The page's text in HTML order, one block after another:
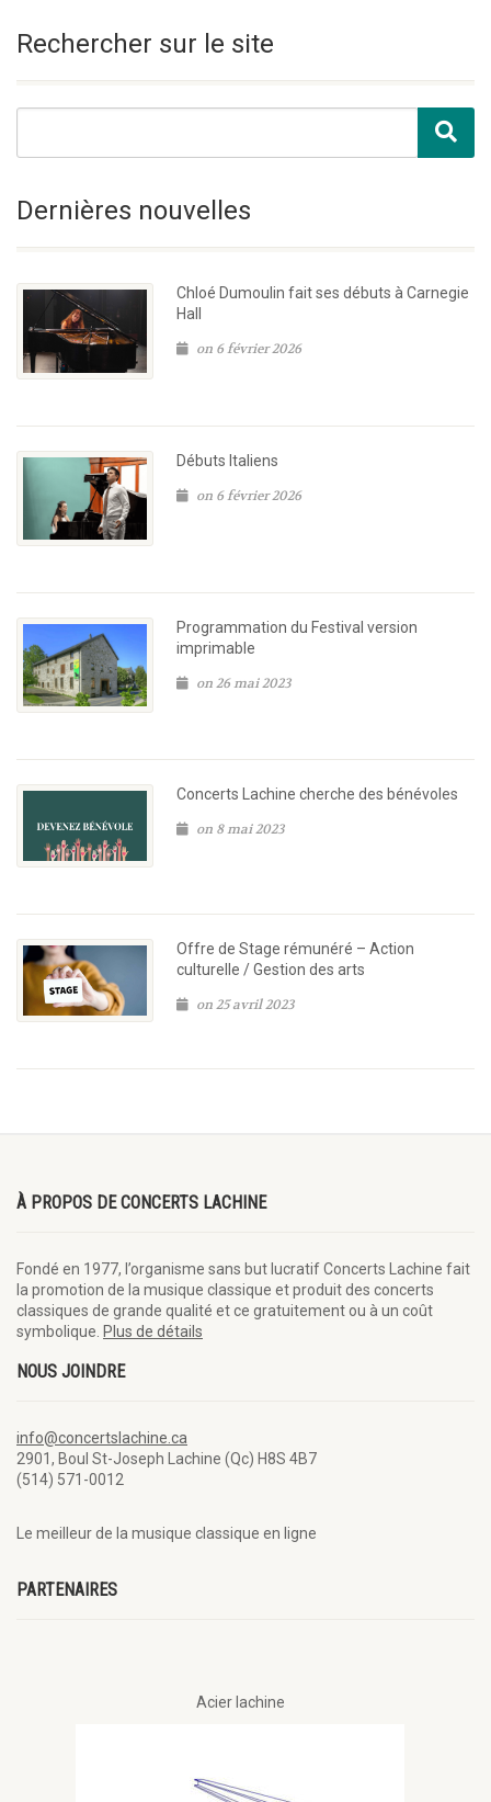
Rechercher sur le site
Dernières nouvelles
Chloé Dumoulin fait ses débuts à Carnegie
Hall
on 6 février 2026
Débuts Italiens
on 6 février 2026
Programmation du Festival version
imprimable
on 26 mai 2023
Concerts Lachine cherche des bénévoles
on 8 mai 2023
Offre de Stage rémunéré – Action
culturelle / Gestion des arts
on 25 avril 2023
À PROPOS DE CONCERTS LACHINE
Fondé en 1977, l’organisme sans but lucratif Concerts Lachine fait
la promotion de la musique classique et produit des concerts
classiques de grande qualité et ce gratuitement ou à un coût
symbolique. Plus de détails
NOUS JOINDRE
info@concertslachine.ca
2901, Boul St-Joseph Lachine (Qc) H8S 4B7
(514) 571-0012
Le meilleur de la musique classique en ligne
PARTENAIRES
Acier lachine